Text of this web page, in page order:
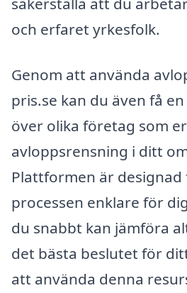
och erfaret yrkesfolk.
Genom att använda
pris.se kan du även få
över olika företag som
avloppsrensning i ditt
Plattformen är
processen enklare för
du snabbt kan jämföra
det bästa beslutet för
att använda denna